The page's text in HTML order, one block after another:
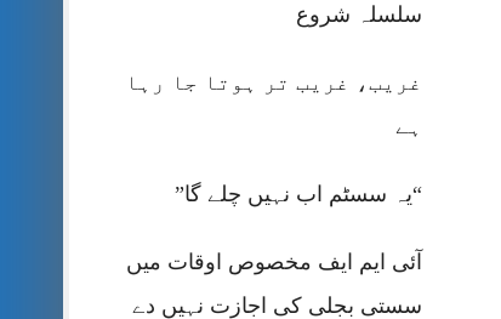
سلسلہ شروع
غریب، غریب تر ہوتا جا رہا
ہے
“یہ سسٹم اب نہیں چلے گا”
آئی ایم ایف مخصوص اوقات میں
سستی بجلی کی اجازت نہیں دے